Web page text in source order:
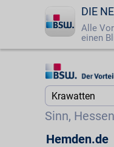
DIE
Alle
einen
Startseite
Sinn, Hessen
Startseite
Hemden.de